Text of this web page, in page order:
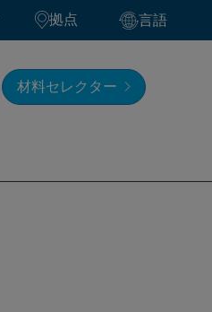
拠点 言語
材料セレクター